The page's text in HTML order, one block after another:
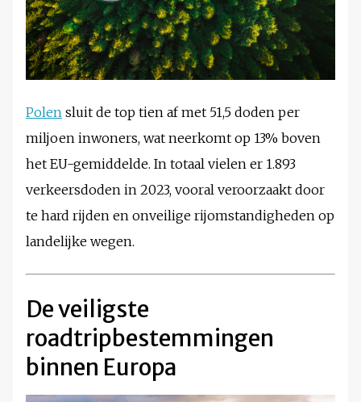
Polen sluit de top tien af met 51,5 doden per
miljoen inwoners, wat neerkomt op 13% boven
het EU-gemiddelde. In totaal vielen er 1.893
verkeersdoden in 2023, vooral veroorzaakt door
te hard rijden en onveilige rijomstandigheden op
landelijke wegen.
De veiligste
roadtripbestemmingen
binnen Europa